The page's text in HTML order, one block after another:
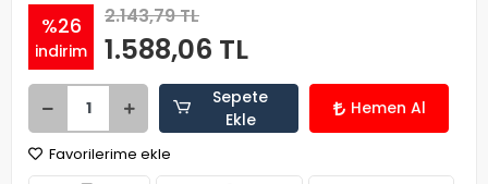
%26
indirim
2.143,79 TL
1.588,06 TL
Sepete
Ekle
Hemen Al
Favorilerime ekle